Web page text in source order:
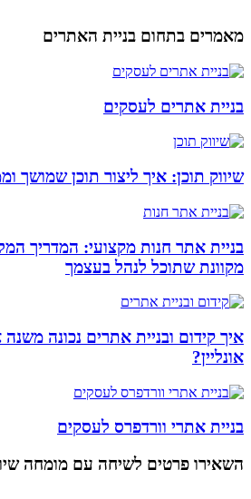
מאמרים בתחום בניית האתרים
בניית אתרים לעסקים
שיווק תוכן: איך ליצור תוכן שמושך
בניית אתר חנות מקצועי: המדריך
מקוונת שתוכל לנהל בעצמך
איך קידום ובניית אתרים נכונה
אונליין?
בניית אתרי וורדפרס לעסקים
השאירו פרטיםלשיחה עם מומחה